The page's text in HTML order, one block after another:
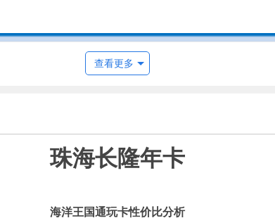
查看更多
珠海长隆年卡
海洋王国通玩卡性价比分析